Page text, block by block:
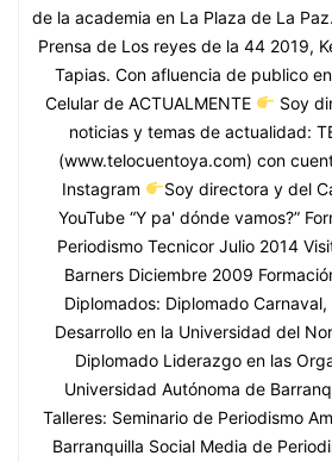
de la academia en La Plaza de La
Prensa de Los reyes de la 44 2019,
Tapias. Con afluencia de publico
Celular de ACTUALMENTE
Soy
noticias y temas de actualidad:
(www.telocuentoya.com) con
Instagram
Soy directora y del
YouTube “Y pa' dónde vamos?”
Periodismo Tecnicor Julio 2014
Barners Diciembre 2009
Diplomados: Diplomado
Desarrollo en la Universidad del
Diplomado Liderazgo en las
Universidad Autónoma de
Talleres: Seminario de Periodismo
Barranquilla Social Media de